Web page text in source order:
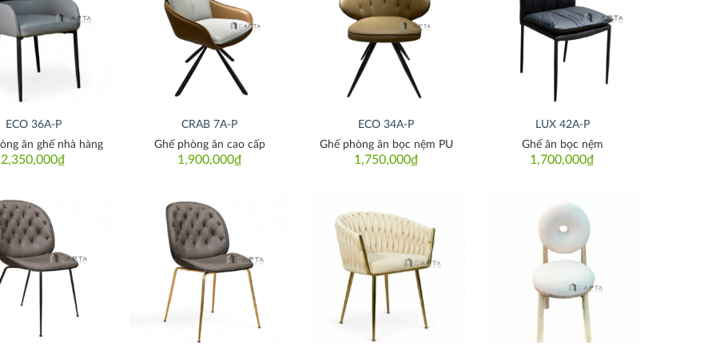
ECO 36A-P
2,350,000₫
ăn ghế nhà hàng
CRAB 7A-P
1,900,000₫
Ghế phòng ăn cao cấp
ECO 34A-P
1,750,000₫
Ghế phòng ăn bọc nệm PU
LUX 42A-P
1,700,000₫
Ghế ăn bọc nệm
Thích